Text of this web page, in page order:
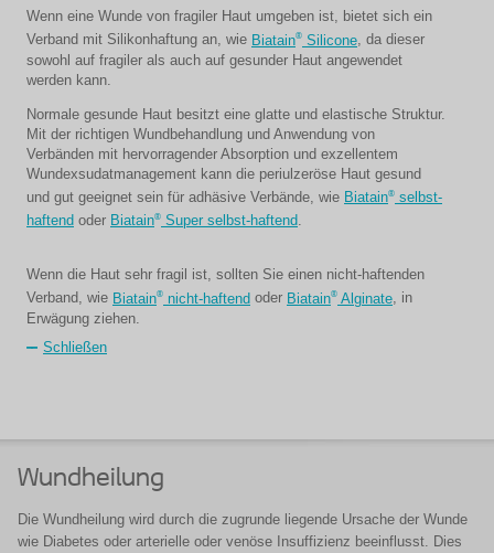
Wenn eine Wunde von fragiler Haut umgeben ist, bietet sich ein
Verband mit Silikonhaftung an, wie Biatain® Silicone, da dieser
sowohl auf fragiler als auch auf gesunder Haut angewendet
werden kann.
Normale gesunde Haut besitzt eine glatte und elastische Struktur.
Mit der richtigen Wundbehandlung und Anwendung von
Verbänden mit hervorragender Absorption und exzellentem
Wundexsudatmanagement kann die periulzeröse Haut gesund
und gut geeignet sein für adhäsive Verbände, wie Biatain® selbst-
haftend oder Biatain® Super selbst-haftend.
Wenn die Haut sehr fragil ist, sollten Sie einen nicht-haftenden
Verband, wie Biatain® nicht-haftend oder Biatain® Alginate, in
Erwägung ziehen.
Schließen
Wundheilung
Die Wundheilung wird durch die zugrunde liegende Ursache der Wunde
wie Diabetes oder arterielle oder venöse Insuffizienz beeinflusst. Dies